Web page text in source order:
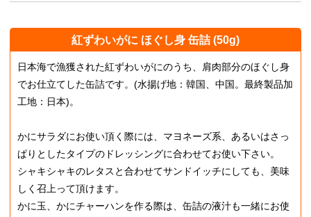
紅ずわいがに ほぐし身 缶詰 (50g)
日本海で漁獲された紅ずわいがにのうち、肩肉部分のほぐし身
でお仕立てした缶詰です。(水揚げ地：韓国、中国。最終製品加
工地：日本)。
かにサラダにお使い頂く際には、マヨネーズ系、あるいはさっ
ぱりとしたタイプのドレッシングに合わせてお使い下さい。
シャキシャキのレタスと合わせてサンドイッチにしても、美味
しく召上って頂けます。
かに玉、かにチャーハンを作る際は、缶詰の液汁も一緒にお使